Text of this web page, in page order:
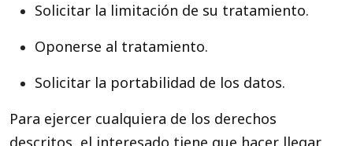
Solicitar la limitación de su tratamiento.
Oponerse al tratamiento.
Solicitar la portabilidad de los datos.
Para ejercer cualquiera de los derechos